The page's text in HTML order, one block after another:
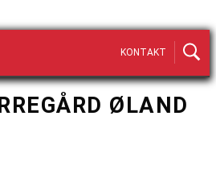
KONTAKT
ØLAND